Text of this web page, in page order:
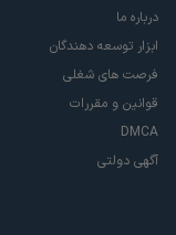
درباره ما
ابزار توسعه دهندگان
فرصت های شغلی
قوانین و مقررات
DMCA
آگهی دولتی